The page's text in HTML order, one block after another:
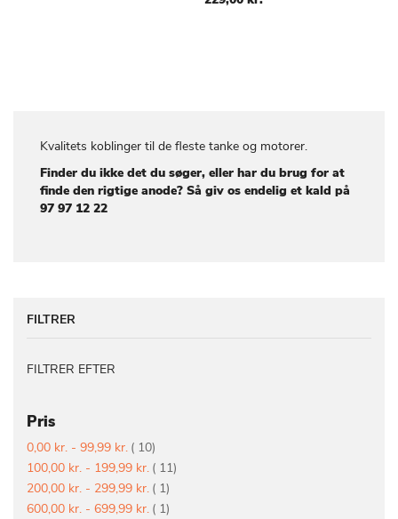
Kvalitets koblinger til de fleste tanke og motorer.
Finder du ikke det du søger, eller har du brug for at
finde den rigtige anode? Så giv os endelig et kald på
97 97 12 22
FILTRER
FILTRER EFTER
Pris
0,00 kr. - 99,99 kr. 10vare
100,00 kr. - 199,99 kr. 11vare
200,00 kr. - 299,99 kr. 1vare
600,00 kr. - 699,99 kr. 1vare